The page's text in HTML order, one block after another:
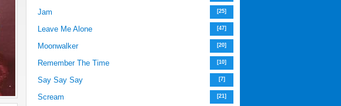
Jam [25]
Leave Me Alone [47]
Moonwalker [20]
Remember The Time [10]
Say Say Say [7]
Scream [21]